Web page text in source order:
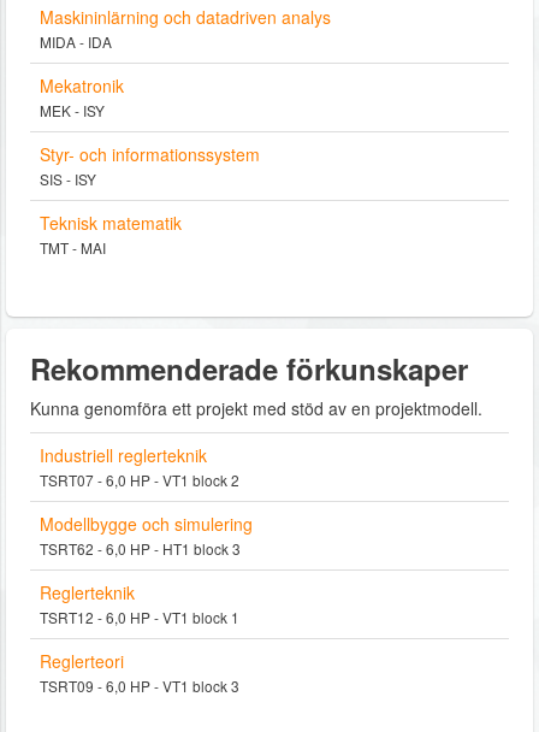
Maskininlärning och datadriven analys
MIDA - IDA
Mekatronik
MEK - ISY
Styr- och informationssystem
SIS - ISY
Teknisk matematik
TMT - MAI
Rekommenderade förkunskaper
Kunna genomföra ett projekt med stöd av en projektmodell.
Industriell reglerteknik
TSRT07 - 6,0 HP - VT1 block 2
Modellbygge och simulering
TSRT62 - 6,0 HP - HT1 block 3
Reglerteknik
TSRT12 - 6,0 HP - VT1 block 1
Reglerteori
TSRT09 - 6,0 HP - VT1 block 3